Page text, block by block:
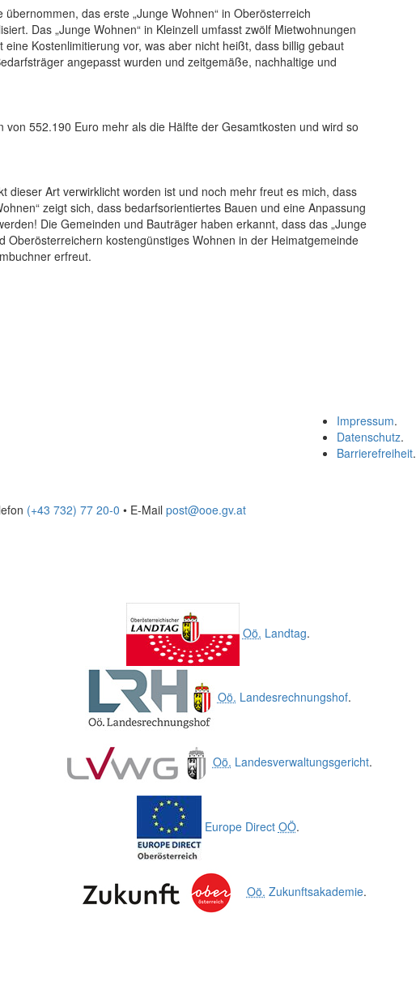
das erste „Junge Wohnen“ in Oberösterreich
Das „Junge Wohnen“ in Kleinzell umfasst zwölf Mietwohnungen
eine Kostenlimitierung vor, was aber nicht heißt, dass billig gebaut
angepasst wurden und zeitgemäße, nachhaltige und
552.190 Euro mehr als die Hälfte der Gesamtkosten und wird so
dieser Art verwirklicht worden ist und noch mehr freut es mich, dass
zeigt sich, dass bedarfsorientiertes Bauen und eine Anpassung
Die Gemeinden und Bauträger haben erkannt, dass das „Junge
kostengünstiges Wohnen in der Heimatgemeinde
erfreut.
Impressum.
Datenschutz.
Barrierefreiheit.
(+43 732) 77 20-0 • E-Mail post@ooe.gv.at
Oö. Landtag.
Oö. Landesrechnungshof.
Oö. Landesverwaltungsgericht.
Europe Direct OÖ.
Oö. Zukunftsakademie.